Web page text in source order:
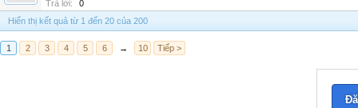
Trả lời:
0
Hiển thị kết quả từ 1 đến 20 của 200
1 2 3 4 5 6 → 10 Tiếp >